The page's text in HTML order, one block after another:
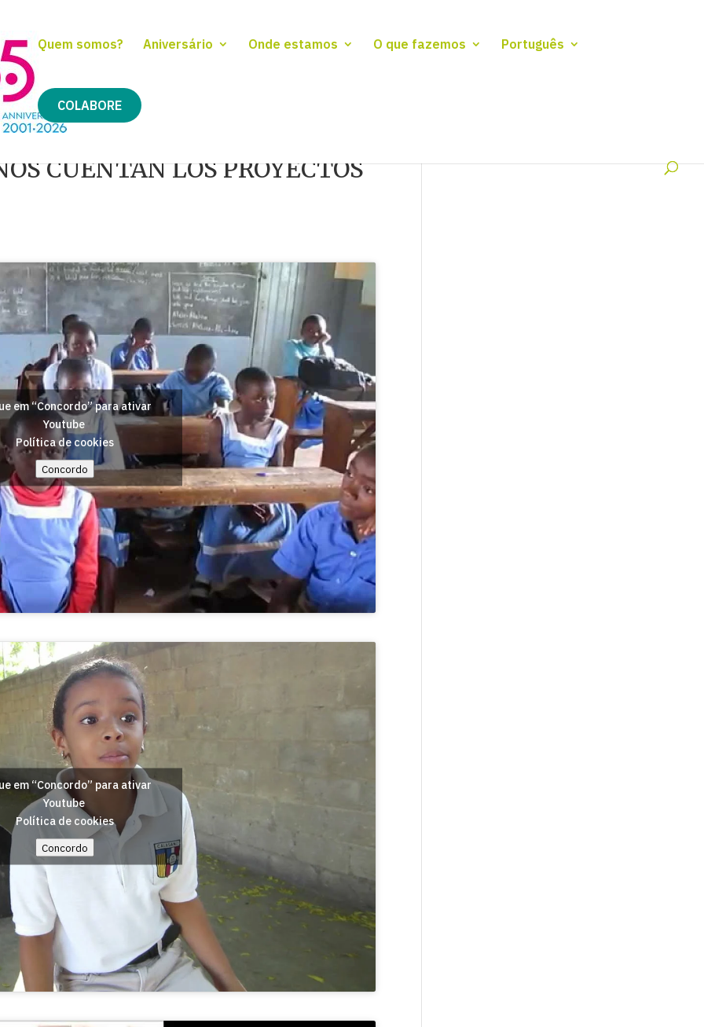
Quem somos? Aniversário Onde estamos O que fazemos Português
COLABORE
CUENTAN LOS PROYECTOS
em “Concordo” para ativar
Youtube
Política de cookies
Concordo
em “Concordo” para ativar
Youtube
Política de cookies
Concordo